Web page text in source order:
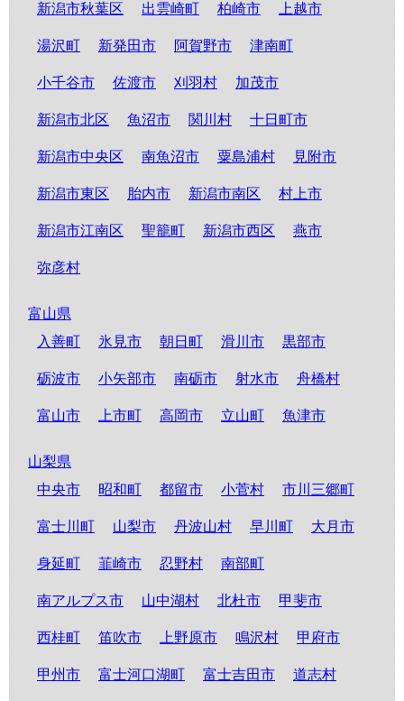
新潟市秋葉区 出雲崎町 柏崎市 上越市
湯沢町 新発田市 阿賀野市 津南町
小千谷市 佐渡市 刈羽村 加茂市
新潟市北区 魚沼市 関川村 十日町市
新潟市中央区 南魚沼市 粟島浦村 見附市
新潟市東区 胎内市 新潟市南区 村上市
新潟市江南区 聖籠町 新潟市西区 燕市
弥彦村
富山県
入善町
氷見市 朝日町 滑川市 黒部市
砺波市 小矢部市 南砺市 射水市 舟橋村
富山市 上市町 高岡市 立山町 魚津市
山梨県
中央市
昭和町 都留市 小菅村 市川三郷町
富士川町 山梨市 丹波山村 早川町 大月市
身延町 韮崎市 忍野村 南部町
南アルプス市 山中湖村 北杜市 甲斐市
西桂町 笛吹市 上野原市 鳴沢村 甲府市
甲州市 富士河口湖町 富士吉田市 道志村